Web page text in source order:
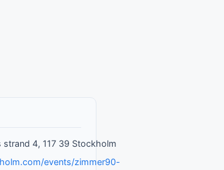
strand 4, 117 39 Stockholm
events/zimmer90-